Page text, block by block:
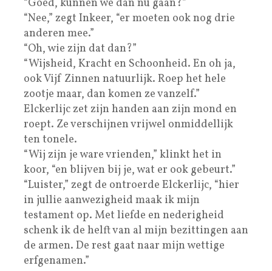
“Goed, kunnen we dan nu gaan?”
“Nee,” zegt Inkeer, “er moeten ook nog drie
anderen mee.”
“Oh, wie zijn dat dan?”
“Wijsheid, Kracht en Schoonheid. En oh ja,
ook Vijf Zinnen natuurlijk. Roep het hele
zootje maar, dan komen ze vanzelf.”
Elckerlijc zet zijn handen aan zijn mond en
roept. Ze verschijnen vrijwel onmiddellijk
ten tonele.
“Wij zijn je ware vrienden,” klinkt het in
koor, “en blijven bij je, wat er ook gebeurt.”
“Luister,” zegt de ontroerde Elckerlijc, “hier
in jullie aanwezigheid maak ik mijn
testament op. Met liefde en nederigheid
schenk ik de helft van al mijn bezittingen aan
de armen. De rest gaat naar mijn wettige
erfgenamen.”